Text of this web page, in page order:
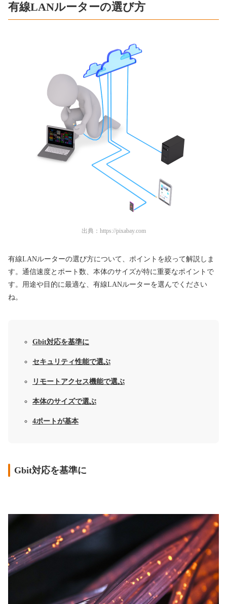
有線LANルーターの選び方
出典： https://pixabay.com
有線LANルーターの選び方について、ポイントを絞って解説しま
す。通信速度とポート数、本体のサイズが特に重要なポイントで
す。用途や目的に最適な、有線LANルーターを選んでください
ね。
Gbit対応を基準に
セキュリティ性能で選ぶ
リモートアクセス機能で選ぶ
本体のサイズで選ぶ
4ポートが基本
Gbit対応を基準に